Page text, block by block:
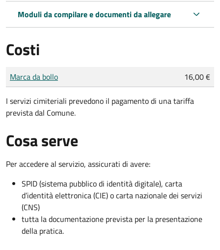
Moduli da compilare e documenti da allegare
Costi
Tipo di pagamento
Importo
Marca da bollo 16,00 €
I servizi cimiteriali prevedono il pagamento di una tariffa
prevista dal Comune.
Cosa serve
Per accedere al servizio, assicurati di avere:
SPID (sistema pubblico di identità digitale), carta
d’identità elettronica (CIE) o carta nazionale dei servizi
(CNS)
tutta la documentazione prevista per la presentazione
della pratica.